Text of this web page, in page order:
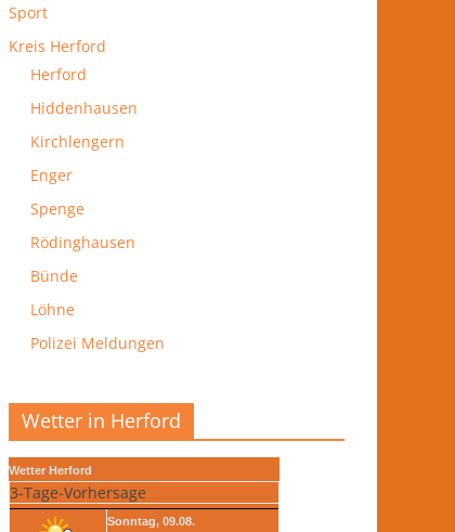
Sport
Kreis Herford
Herford
Hiddenhausen
Kirchlengern
Enger
Spenge
Rödinghausen
Bünde
Löhne
Polizei Meldungen
Wetter in Herford
Wetter Herford
3-Tage-Vorhersage
Sonntag, 09.08.